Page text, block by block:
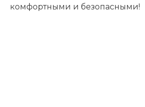
комфортными и безопасными!